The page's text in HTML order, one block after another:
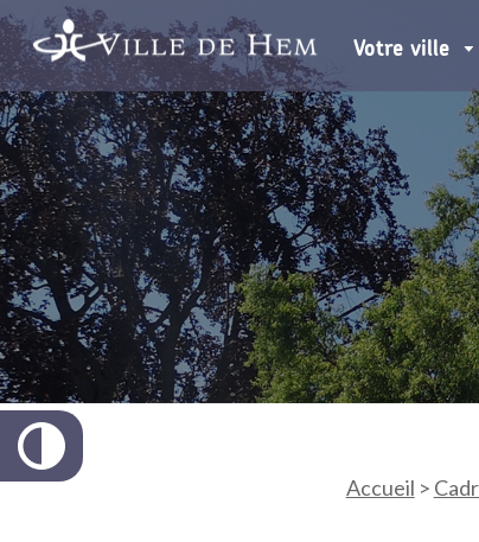
Votre ville
Accueil >